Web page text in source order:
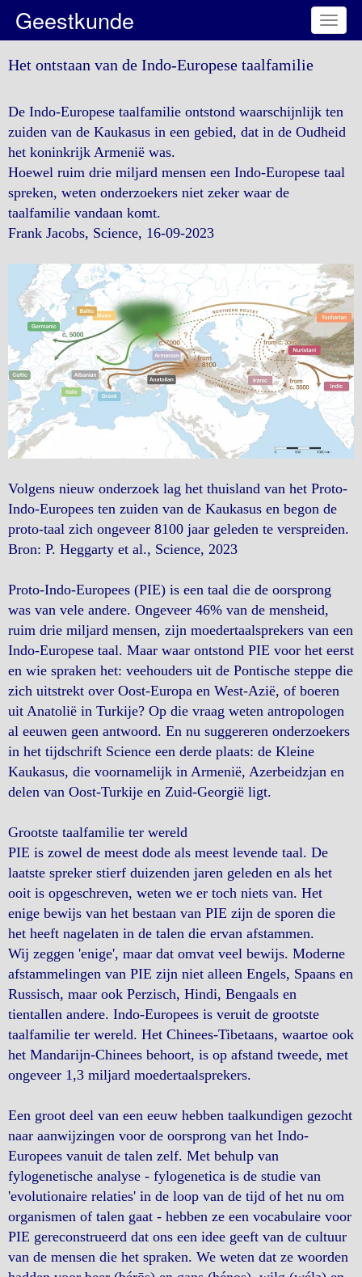
Toggle
Geestkunde
Het ontstaan van de Indo-Europese taalfamilie
De Indo-Europese taalfamilie ontstond waarschijnlijk ten
zuiden van de Kaukasus in een gebied, dat in de Oudheid
het koninkrijk Armenië was.
Hoewel ruim drie miljard mensen een Indo-Europese taal
spreken, weten onderzoekers niet zeker waar de
taalfamilie vandaan komt.
Frank Jacobs, Science, 16-09-2023
Volgens nieuw onderzoek lag het thuisland van het Proto-
Indo-Europees ten zuiden van de Kaukasus en begon de
proto-taal zich ongeveer 8100 jaar geleden te verspreiden.
Bron: P. Heggarty et al., Science, 2023
Proto-Indo-Europees (PIE) is een taal die de oorsprong
was van vele andere. Ongeveer 46% van de mensheid,
ruim drie miljard mensen, zijn moedertaalsprekers van een
Indo-Europese taal. Maar waar ontstond PIE voor het eerst
en wie spraken het: veehouders uit de Pontische steppe die
zich uitstrekt over Oost-Europa en West-Azië, of boeren
uit Anatolië in Turkije? Op die vraag weten antropologen
al eeuwen geen antwoord. En nu suggereren onderzoekers
in het tijdschrift Science een derde plaats: de Kleine
Kaukasus, die voornamelijk in Armenië, Azerbeidzjan en
delen van Oost-Turkije en Zuid-Georgië ligt.
Grootste taalfamilie ter wereld
PIE is zowel de meest dode als meest levende taal. De
laatste spreker stierf duizenden jaren geleden en als het
ooit is opgeschreven, weten we er toch niets van. Het
enige bewijs van het bestaan ​​van PIE zijn de sporen die
het heeft nagelaten in de talen die ervan afstammen.
Wij zeggen 'enige', maar dat omvat veel bewijs. Moderne
afstammelingen van PIE zijn niet alleen Engels, Spaans en
Russisch, maar ook Perzisch, Hindi, Bengaals en
tientallen andere. Indo-Europees is veruit de grootste
taalfamilie ter wereld. Het Chinees-Tibetaans, waartoe ook
het Mandarijn-Chinees behoort, is op afstand tweede, met
ongeveer 1,3 miljard moedertaalsprekers.
Een groot deel van een eeuw hebben taalkundigen gezocht
naar aanwijzingen voor de oorsprong van het Indo-
Europees vanuit de talen zelf. Met behulp van
fylogenetische analyse - fylogenetica is de studie van
'evolutionaire relaties' in de loop van de tijd of het nu om
organismen of talen gaat - hebben ze een vocabulaire voor
PIE gereconstrueerd dat ons een idee geeft van de cultuur
van de mensen die het spraken. We weten dat ze woorden